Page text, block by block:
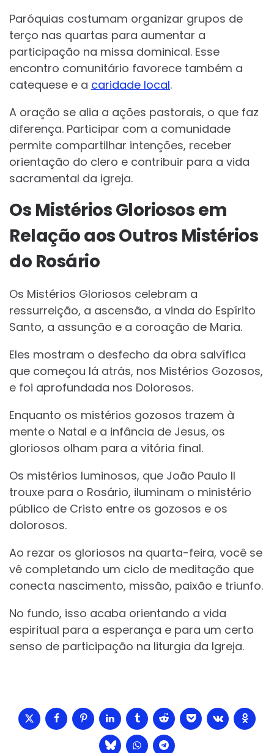
Paróquias costumam organizar grupos de
terço nas quartas para aumentar a
participação na missa dominical. Esse
encontro comunitário favorece também a
catequese e a caridade local.
A oração se alia a ações pastorais, o que faz
diferença. Participar com a comunidade
permite compartilhar intenções, receber
orientação do clero e contribuir para a vida
sacramental da igreja.
Os Mistérios Gloriosos em
Relação aos Outros Mistérios
do Rosário
Os Mistérios Gloriosos celebram a
ressurreição, a ascensão, a vinda do Espírito
Santo, a assunção e a coroação de Maria.
Eles mostram o desfecho da obra salvífica
que começou lá atrás, nos Mistérios Gozosos,
e foi aprofundada nos Dolorosos.
Enquanto os mistérios gozosos trazem à
mente o Natal e a infância de Jesus, os
gloriosos olham para a vitória final.
Os mistérios luminosos, que João Paulo II
trouxe para o Rosário, iluminam o ministério
público de Cristo entre os gozosos e os
dolorosos.
Ao rezar os gloriosos na quarta-feira, você se
vê completando um ciclo de meditação que
conecta nascimento, missão, paixão e triunfo.
No fundo, isso acaba orientando a vida
espiritual para a esperança e para um certo
senso de participação na liturgia da Igreja.